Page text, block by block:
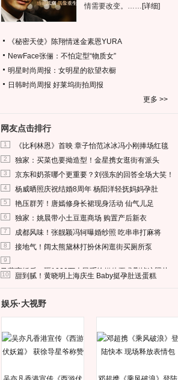
情需要改变。…… [详细]
《秘密天使》陈翔情迷金素恩YURA
NewFace张俪：不怕定型“物质女”
明星时尚周报：女明星的欲望衣橱
日韩时尚周报 好莱坞街拍周报
更多 >>
网友点击排行
1 《比利林恩》首映 章子怡范冰冰冯小刚捧场红毯
2 独家：买菜也要拗造型！金星携女逛街有派头
3 京东和奶茶哪个更重要？刘强东的回答全场大笑！
4 杨威晒照庆祝结婚8周年 杨阳洋轻抚妈妈孕肚
5 艳压群芳！唐嫣修身长裙现身活动 仙气儿足
6 独家：姚晨带小土豆逛商场 购置产后新衣
7 成都风味！张靓颖冯轲曝婚纱照 吃串串打麻将
8 接地气！阔太熊黛林打扮休闲逛街买厕所泵
9
马蓉离婚后，砸1000万人民币给媒体要求删掉这照片
10 甜到腻！黄晓明上海庆生 Baby挺孕肚送蛋糕
娱乐·大视野